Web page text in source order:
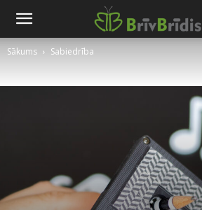
Sākums Sabiedrība